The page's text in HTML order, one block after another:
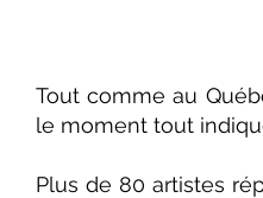
Tout comme au
le moment tout
Plus de 80 artistes